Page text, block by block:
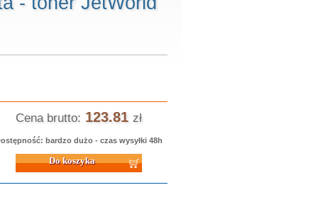
Cena brutto: 123.81 zł
bardzo dużo - czas wysyłki 48h
koszyka